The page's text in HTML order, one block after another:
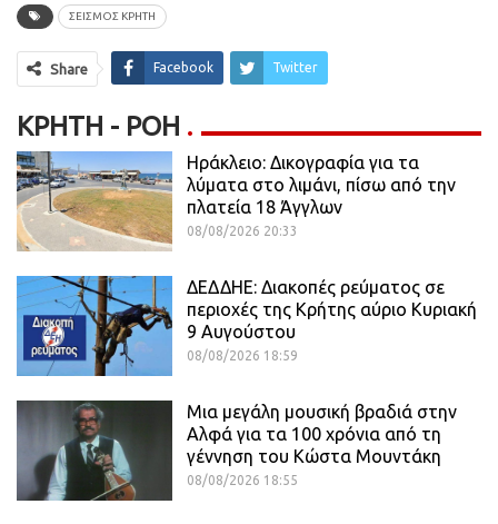
ΣΕΙΣΜΟΣ ΚΡΗΤΗ
Share Facebook Twitter
ΚΡΉΤΗ - ΡΟΗ
Ηράκλειο: Δικογραφία για τα
λύματα στο λιμάνι, πίσω από την
πλατεία 18 Άγγλων
08/08/2026 20:33
ΔΕΔΔΗΕ: Διακοπές ρεύματος σε
περιοχές της Κρήτης αύριο Κυριακή
9 Αυγούστου
08/08/2026 18:59
Μια μεγάλη μουσική βραδιά στην
Αλφά για τα 100 χρόνια από τη
γέννηση του Κώστα Μουντάκη
08/08/2026 18:55